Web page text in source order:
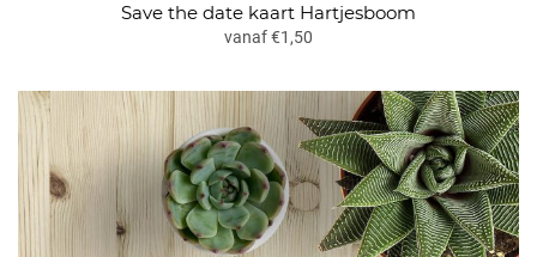
Save the date kaart Hartjesboom
vanaf €1,50